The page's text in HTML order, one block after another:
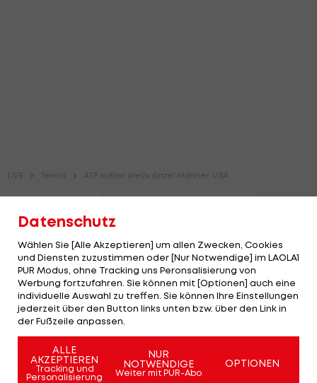
Datenschutz
Wählen Sie [Alle Akzeptieren] um allen Zwecken, Cookies
und Diensten zuzustimmen oder [Nur Notwendige] im LAOLA1
PUR Modus, ohne Tracking uns Peronsalisierung von
Werbung fortzufahren. Sie können mit [Optionen] auch eine
individuelle Auswahl zu treffen. Sie können Ihre Einstellungen
jederzeit über den Button links unten bzw. über den Link in
der Fußzeile anpassen.
ALLE
AKZEPTIEREN
Tracking und
Personalisierung
NUR
NOTWENDIGE
Weiter mit PUR-Abo
OPTIONEN